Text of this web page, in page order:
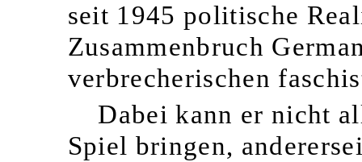
seit 1945 politische
Zusammenbruch
verbrecherischen
Dabei kann er nicht
Spiel bringen,